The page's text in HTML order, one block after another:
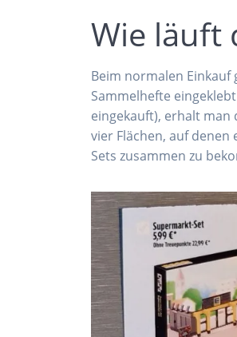
Wie läuft
Beim normalen Einkauf
Sammelhefte
eingekauft), erhalt man
vier Flächen, auf denen
Sets zusammen zu